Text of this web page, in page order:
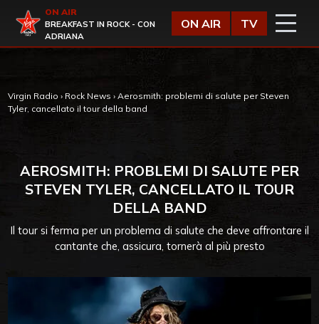
Virgin Radio
ON AIR
BREAKFAST IN ROCK - CON
ADRIANA
ON AIR TV
Virgin Radio › Rock News › Aerosmith: problemi di salute per Steven
Tyler, cancellato il tour della band
AEROSMITH: PROBLEMI DI SALUTE PER
STEVEN TYLER, CANCELLATO IL TOUR
DELLA BAND
Il tour si ferma per un problema di salute che deve affrontare il
cantante che, assicura, tornerà al più presto